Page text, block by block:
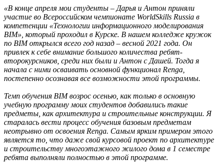
«В конце апреля мои студенты – Дарья и Антон приняли
участие во Всероссийском чемпионате WorldSkills Russia в
компетенции «Технологии информационного моделирования
BIM», который проходил в Курске. В нашем колледже кружок
по BIM открылся всего год назад – весной 2021 года. Он
привлек к себе внимание большого количества ребят-
второкурсников, среди них были и Антон с Дашей. Тогда я
начала с ними осваивать основной функционал Renga,
постепенно осознавая все возможности этой программы.
Темп обучения BIM возрос осенью, как только в основную
учебную программу моих студентов добавились такие
предметы, как архитектура и строительные конструкции. Я
старалась вести процесс обучения базовым предметам
неотрывно от освоения Renga. Самым ярким примером этого
является то, что даже свой курсовой проект по архитектуре
и строительству многоэтажного жилого дома в 1 семестре
ребята выполняли полностью в этой программе.